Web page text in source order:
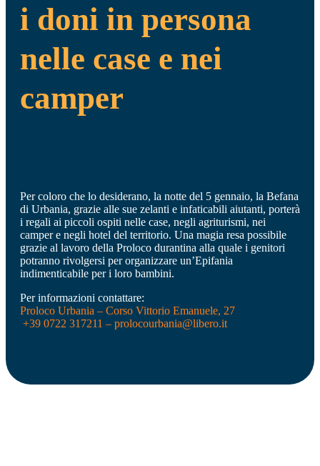
i doni in persona
nelle case e nei
camper
Per coloro che lo desiderano, la notte del 5 gennaio, la Befana
di Urbania, grazie alle sue zelanti e infaticabili aiutanti, porterà
i regali ai piccoli ospiti nelle case, negli agriturismi, nei
camper e negli hotel del territorio. Una magia resa possibile
grazie al lavoro della Proloco durantina alla quale i genitori
potranno rivolgersi per organizzare un’Epifania
indimenticabile per i loro bambini.
Per informazioni contattare:
Proloco Urbania – Corso Vittorio Emanuele, 27
+39 0722 317211 – prolocourbania@libero.it